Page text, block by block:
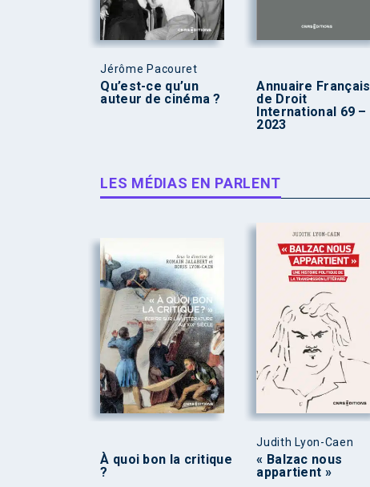
Jérôme Pacouret
Qu’est-ce qu’un
auteur de cinéma ?
Annuaire Français
de Droit
International 69 –
2023
LES MÉDIAS EN PARLENT
À quoi bon la critique
?
Judith Lyon-Caen
« Balzac nous
appartient »